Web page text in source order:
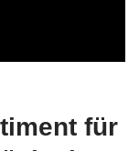
für